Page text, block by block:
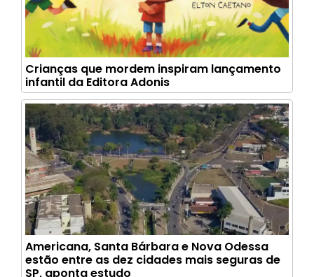
Crianças que mordem inspiram lançamento
infantil da Editora Adonis
Americana, Santa Bárbara e Nova Odessa
estão entre as dez cidades mais seguras de
SP, aponta estudo